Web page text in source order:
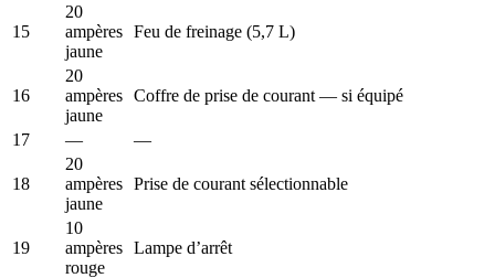
15
20
ampères
jaune
Feu de freinage (5,7 L)
16
20
ampères
jaune
Coffre de prise de courant — si équipé
17 — —
18
20
ampères
jaune
Prise de courant sélectionnable
19
10
ampères
rouge
Lampe d’arrêt